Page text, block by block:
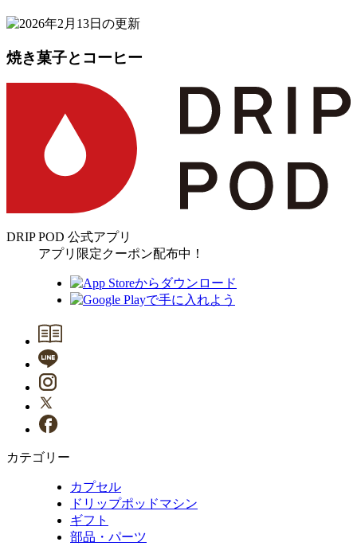
焼き菓子とコーヒー
DRIP POD 公式アプリ
アプリ限定クーポン配布中！
カテゴリー
カプセル
ドリップポッドマシン
ギフト
部品・パーツ